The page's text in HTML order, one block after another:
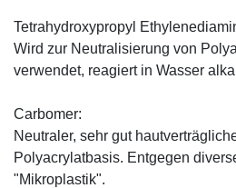
Tetrahydroxypropyl
Wird zur Neutralisierung von
verwendet, reagiert in Wasser
Carbomer:
Neutraler, sehr gut
Polyacrylatbasis. Entgegen
"Mikroplastik".